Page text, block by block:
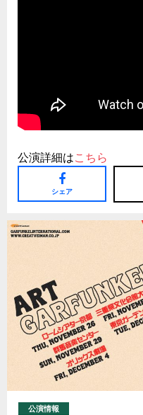
公演詳細はこちら
シェア
公演情報